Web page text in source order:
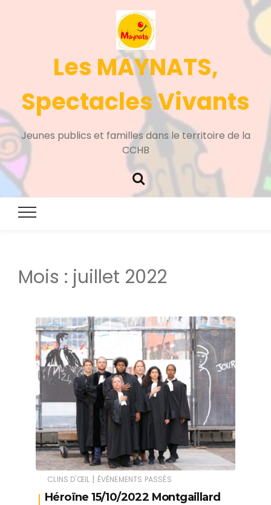
Les MAYNATS,
Spectacles Vivants
Jeunes publics et familles dans le territoire de la
CCHB
Mois : juillet 2022
CLINS D'ŒIL | ÉVÉNEMENTS PASSÉS
Héroïne 15/10/2022 Montgaillard